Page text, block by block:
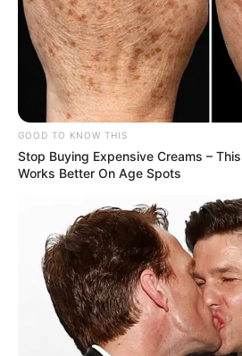
GOOD TO KNOW THIS
Stop Buying Expensive Creams –
Works Better On Age Spots